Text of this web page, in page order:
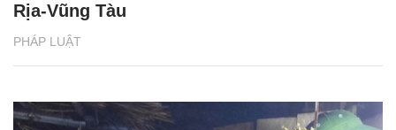
PHÁP LUẬT
Rịa-Vũng Tàu